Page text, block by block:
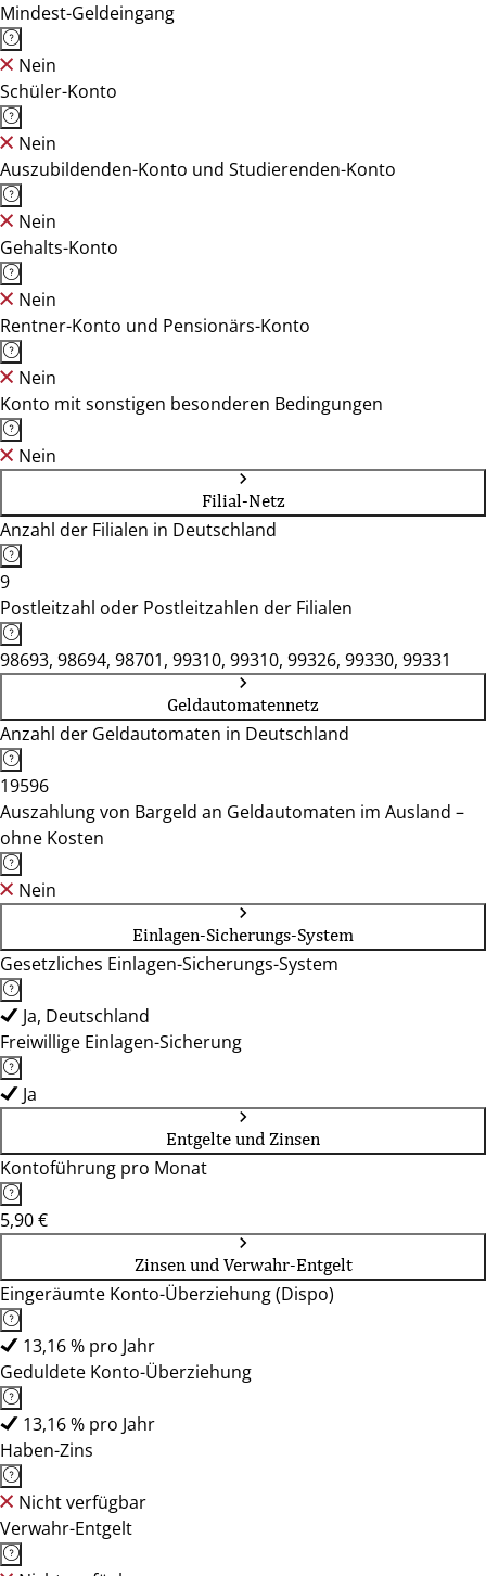
Mindest-Geldeingang
Nein
Schüler-Konto
Nein
Auszubildenden-Konto und Studierenden-Konto
Nein
Gehalts-Konto
Nein
Rentner-Konto und Pensionärs-Konto
Nein
Konto mit sonstigen besonderen Bedingungen
Nein
Filial-Netz
Anzahl der Filialen in Deutschland
9
Postleitzahl oder Postleitzahlen der Filialen
98693, 98694, 98701, 99310, 99310, 99326, 99330, 99331
Geldautomatennetz
Anzahl der Geldautomaten in Deutschland
19596
Auszahlung von Bargeld an Geldautomaten im Ausland –
ohne Kosten
Nein
Einlagen-Sicherungs-System
Gesetzliches Einlagen-Sicherungs-System
Ja, Deutschland
Freiwillige Einlagen-Sicherung
Ja
Entgelte und Zinsen
Kontoführung pro Monat
5,90 €
Zinsen und Verwahr-Entgelt
Eingeräumte Konto-Überziehung (Dispo)
13,16 % pro Jahr
Geduldete Konto-Überziehung
13,16 % pro Jahr
Haben-Zins
Nicht verfügbar
Verwahr-Entgelt